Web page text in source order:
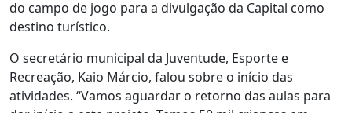
do campo de jogo para a divulgação da Capital como
destino turístico.
O secretário municipal da Juventude, Esporte e
Recreação, Kaio Márcio, falou sobre o início das
atividades. “Vamos aguardar o retorno das aulas para